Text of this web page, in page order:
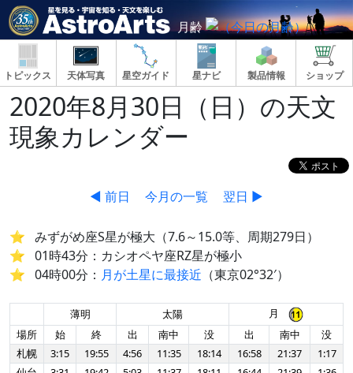
月齢
トピックス 天体写真 星空ガイド 星ナビ 製品情報 ショップ
2020年8月30日（日）の天文
現象カレンダー
◀ 前日 今月の一覧 翌日 ▶
みずがめ座S星が極大（7.6～15.0等、周期279日）
01時43分：カシオペヤ座RZ星が極小
04時00分： 月が土星に最接近 （東京02°32′）
薄明 太陽
月
場所
始 終 出 南中 没 出 南中
没
札幌
3:15 19:55 4:56 11:35 18:14 16:58 21:37
1:17